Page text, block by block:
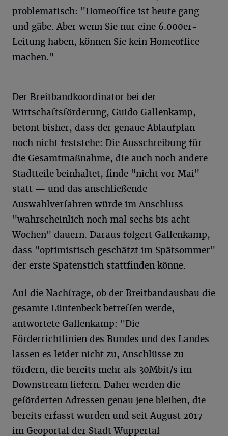
problematisch: "Homeoffice ist heute gang
und gäbe. Aber wenn Sie nur eine 6.000er-
Leitung haben, können Sie kein Homeoffice
machen."
Der Breitbandkoordinator bei der
Wirtschaftsförderung, Guido Gallenkamp,
betont bisher, dass der genaue Ablaufplan
noch nicht feststehe: Die Ausschreibung für
die Gesamtmaßnahme, die auch noch andere
Stadtteile beinhaltet, finde "nicht vor Mai"
statt — und das anschließende
Auswahlverfahren würde im Anschluss
"wahrscheinlich noch mal sechs bis acht
Wochen" dauern. Daraus folgert Gallenkamp,
dass "optimistisch geschätzt im Spätsommer"
der erste Spatenstich stattfinden könne.
Auf die Nachfrage, ob der Breitbandausbau die
gesamte Lüntenbeck betreffen werde,
antwortete Gallenkamp: "Die
Förderrichtlinien des Bundes und des Landes
lassen es leider nicht zu, Anschlüsse zu
fördern, die bereits mehr als 30Mbit/s im
Downstream liefern. Daher werden die
geförderten Adressen genau jene bleiben, die
bereits erfasst wurden und seit August 2017
im Geoportal der Stadt Wuppertal